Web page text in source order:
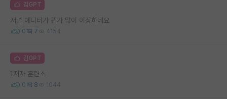
김GPT
저널 에디터가 뭔가 많이 이상하네요
0 7 4154
김GPT
1저자 훈련소
0 8 1044